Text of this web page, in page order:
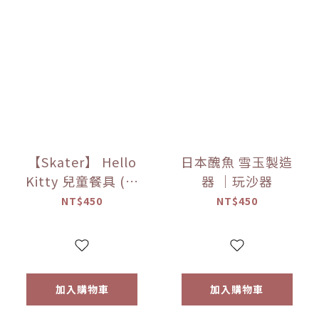
【Skater】 Hello
Kitty 兒童餐具 (湯
匙＆叉子)
NT$450
加入購物車
日本醜魚 雪玉製造
器 ｜玩沙器
NT$450
加入購物車